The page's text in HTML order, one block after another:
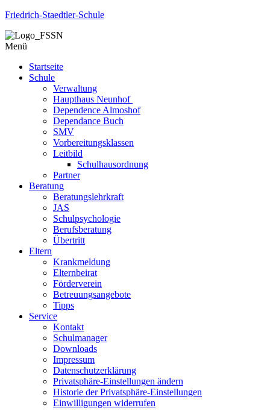
Friedrich-Staedtler-Schule
Menü
Startseite
Schule
Verwaltung
Haupthaus Neunhof
Dependence Almoshof
Dependance Buch
SMV
Vorbereitungsklassen
Leitbild
Schulhausordnung
Partner
Beratung
Beratungslehrkraft
JAS
Schulpsychologie
Berufsberatung
Übertritt
Eltern
Krankmeldung
Elternbeirat
Förderverein
Betreuungsangebote
Tipps
Service
Kontakt
Schulmanager
Downloads
Impressum
Datenschutzerklärung
Privatsphäre-Einstellungen ändern
Historie der Privatsphäre-Einstellungen
Einwilligungen widerrufen